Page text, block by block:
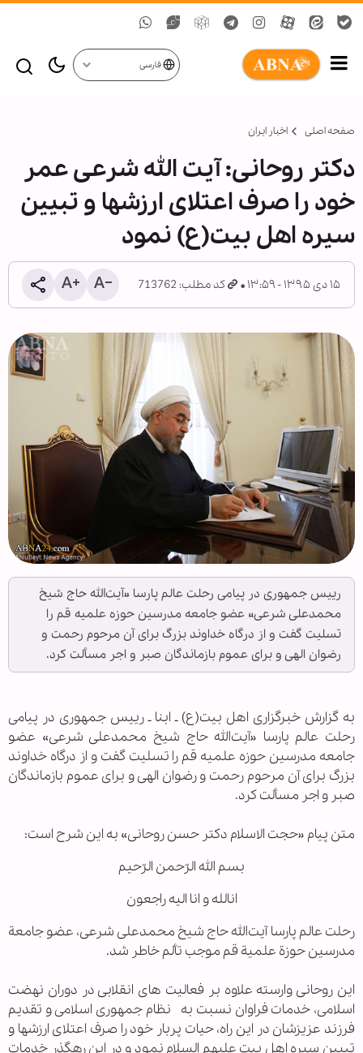
فارسی
صفحه اصلی اخبار ایران
دکتر روحانی: آیت الله شرعی عمر
خود را صرف اعتلای ارزش‏ها و تبیین
سیره اهل بیت(ع) نمود
۱۵ دی ۱۳۹۵ - ۱۳:۵۹ کد مطلب: 713762
رییس جمهوری در پیامی رحلت عالم پارسا «آیت‌الله‌ حاج‌ شیخ‌
محمدعلی‌ شرعی» عضو جامعه مدرسین حوزه علمیه قم را
تسلیت گفت و از درگاه خداوند بزرگ برای آن مرحوم رحمت و
رضوان الهی و برای عموم بازماندگان صبر و اجر مسألت کرد.
به گزارش خبرگزاری اهل بیت(ع) ـ ابنا ـ رییس جمهوری در پیامی
رحلت عالم پارسا «آیت‌الله‌ حاج‌ شیخ‌ محمدعلی‌ شرعی» عضو
جامعه مدرسین حوزه علمیه قم را تسلیت گفت و از درگاه خداوند
بزرگ برای آن مرحوم رحمت و رضوان الهی و برای عموم بازماندگان
صبر و اجر مسألت کرد.
متن پیام «حجت الاسلام دکتر حسن روحانی» به این شرح است:
بسم الله الرّحمن الرّحیم
انالله و انا الیه راجعون
رحلت عالم پارسا آیت‌الله‌ حاج‌ شیخ‌ محمدعلی‌ شرعی‌، عضو جامعة
مدرسین حوزة علمیة قم موجب تألم خاطر شد.
این روحانی وارسته علاوه بر فعالیت های انقلابی در دوران نهضت
اسلامی، خدمات فراوان نسبت به نظام جمهوری اسلامی و تقدیم
فرزند عزیزشان‌ در این راه، حیات پربار خود را صرف اعتلای ارزش‏ها و
تبیین سیره اهل بیت علیهم السلام نمود و در این رهگذر خدمات‌